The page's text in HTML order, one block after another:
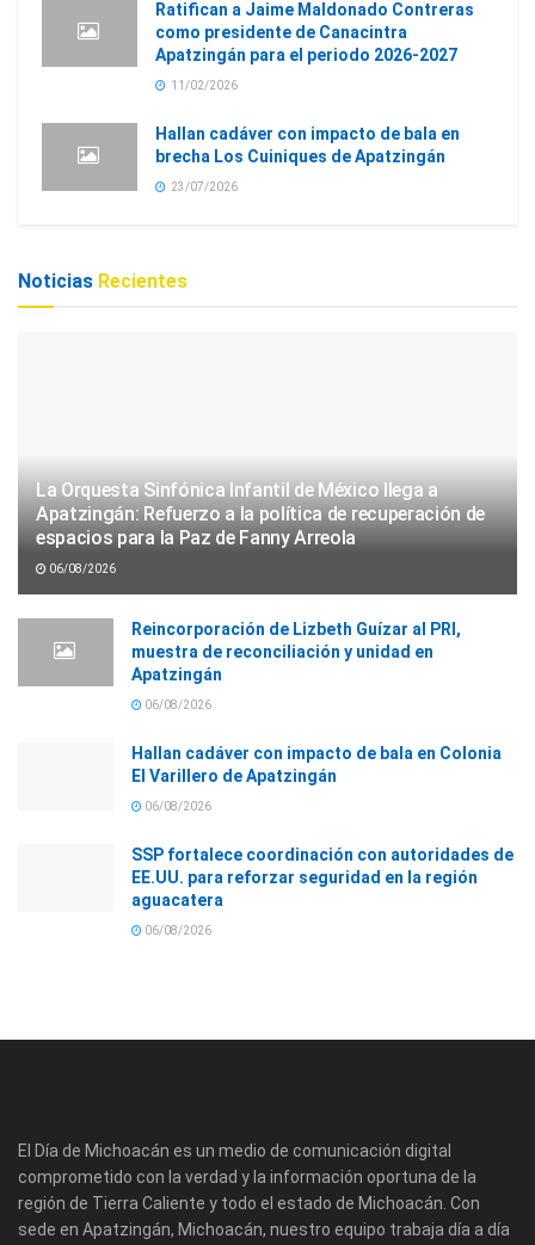
Ratifican a Jaime Maldonado Contreras
como presidente de Canacintra
Apatzingán para el periodo 2026-2027
11/02/2026
Hallan cadáver con impacto de bala en
brecha Los Cuiniques de Apatzingán
23/07/2026
Noticias Recientes
La Orquesta Sinfónica Infantil de México llega a
Apatzingán: Refuerzo a la política de recuperación de
espacios para la Paz de Fanny Arreola
06/08/2026
Reincorporación de Lizbeth Guízar al PRI,
muestra de reconciliación y unidad en
Apatzingán
06/08/2026
Hallan cadáver con impacto de bala en Colonia
El Varillero de Apatzingán
06/08/2026
SSP fortalece coordinación con autoridades de
EE.UU. para reforzar seguridad en la región
aguacatera
06/08/2026
El Día de Michoacán es un medio de comunicación digital
comprometido con la verdad y la información oportuna de la
región de Tierra Caliente y todo el estado de Michoacán. Con
sede en Apatzingán, Michoacán, nuestro equipo trabaja día a día